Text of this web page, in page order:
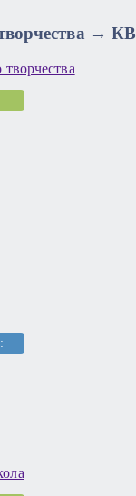
творчества →
творчества